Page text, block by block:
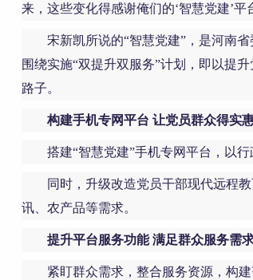
来，这些变化得感谢俺们的‘智慧党建’平
宋新凯所说的“智慧党建”，是河南
围绕实施“双提升双服务”计划，即以提
路子。
构建手机专网平台 让党员群众得实
搭建“智慧党建”手机专网平台，以
同时，升级改造党员干部现代远程
讯、农产品等需求。
提升平台服务功能 满足群众服务需
紧盯群众需求，整合服务资源，构